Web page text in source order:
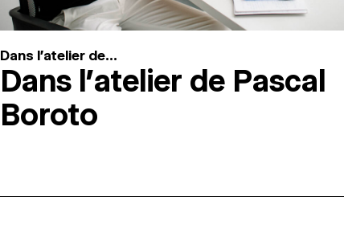
Dans l'atelier de...
Dans l’atelier de Pascal
Boroto